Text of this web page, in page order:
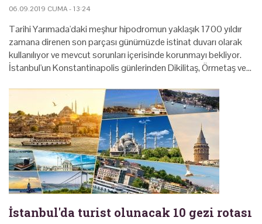
06.09.2019 CUMA - 13:24
Tarihi Yarımada'daki meşhur hipodromun yaklaşık 1700 yıldır
zamana direnen son parçası günümüzde istinat duvarı olarak
kullanılıyor ve mevcut sorunları içerisinde korunmayı bekliyor.
İstanbul'un Konstantinapolis günlerinden Dikilitaş, Örmetaş ve…
İstanbul'da turist olunacak 10 gezi rotası